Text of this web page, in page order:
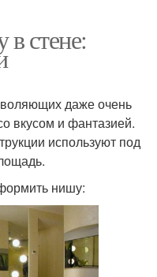
стене:
даже очень
вкусом и фантазией.
используют под
нишу: